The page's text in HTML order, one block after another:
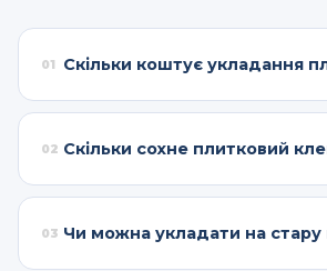
01 Скільки коштує укладання
Кераміка — від 350 грн/м².
02 Скільки сохне плитковий
24–48 годин. Затирку робимо через
03 Чи можна укладати на стару